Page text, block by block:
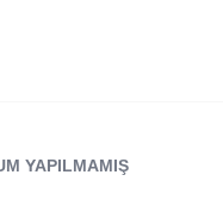
YAPILMAMIŞ